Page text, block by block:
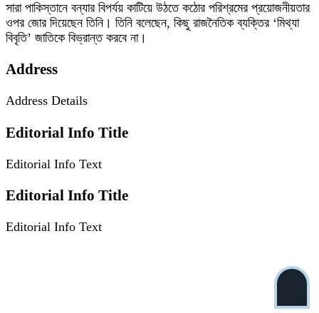
সারা পাকিস্তানে বন্যার বিপর্যয় কাটিয়ে উঠতে কঠোর পরিশ্রমের প্রয়োজনীয়তার
ওপর জোর দিয়েছেন তিনি। তিনি বলেছেন, কিছু রাজনৈতিক ব্যক্তির ‘মিথ্যা
বিবৃতি’ জাতিকে বিভ্রান্ত করবে না।
Address
Address Details
Editorial Info Title
Editorial Info Text
Editorial Info Title
Editorial Info Text